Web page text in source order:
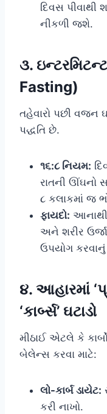
દિવસ પીવાથી
નીકળી જશે.
૩.
Fasting)
તહેવારો પછી વજન
પદ્ધતિ છે.
૧૬:૮ નિયમ:
રાતની ઊંઘનો
૮ કલાકમાં જ
ફાયદો:
અને શરીર
ઉપયોગ
૪. આહારમાં
‘કાર્બ્સ’ ઘટાડો
મીઠાઈ એટલે કે
બેલેન્સ કરવા માટે:
લો-કાર્બ ડાયેટ:
કરી નાખો.